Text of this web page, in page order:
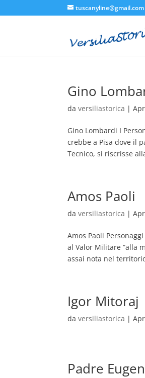
tuscanyline@gmail.com
Gino
daversiliastorica |
Gino Lombardi I
crebbe a Pisa dove il
Tecnico, si riscrisse
Amos Paoli
daversiliastorica |
Amos Paoli
al Valor Militare “alla
assai nota nel
Igor Mitoraj
daversiliastorica |
Padre